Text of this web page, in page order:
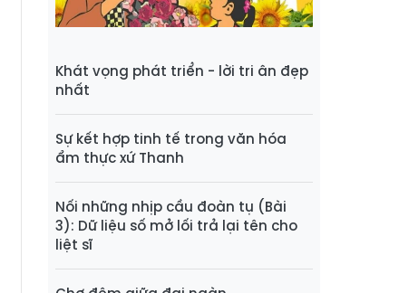
Khát vọng phát triển - lời tri ân đẹp
nhất
Sự kết hợp tinh tế trong văn hóa
ẩm thực xứ Thanh
Nối những nhịp cầu đoàn tụ (Bài
3): Dữ liệu số mở lối trả lại tên cho
liệt sĩ